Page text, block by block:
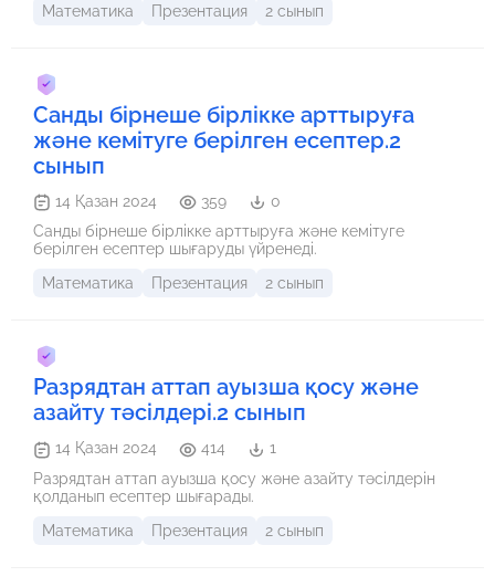
Математика
Презентация 2 сынып
Санды бірнеше бірлікке арттыруға
және кемітуге берілген есептер.2
сынып
14 Қазан 2024 359
0
Санды бірнеше бірлікке арттыруға және кемітуге
берілген есептер шығаруды үйренеді.
Математика
Презентация 2 сынып
Разрядтан аттап ауызша қосу және
азайту тәсілдері.2 сынып
14 Қазан 2024 414
1
Разрядтан аттап ауызша қосу және азайту тәсілдерін
қолданып есептер шығарады.
Математика
Презентация 2 сынып